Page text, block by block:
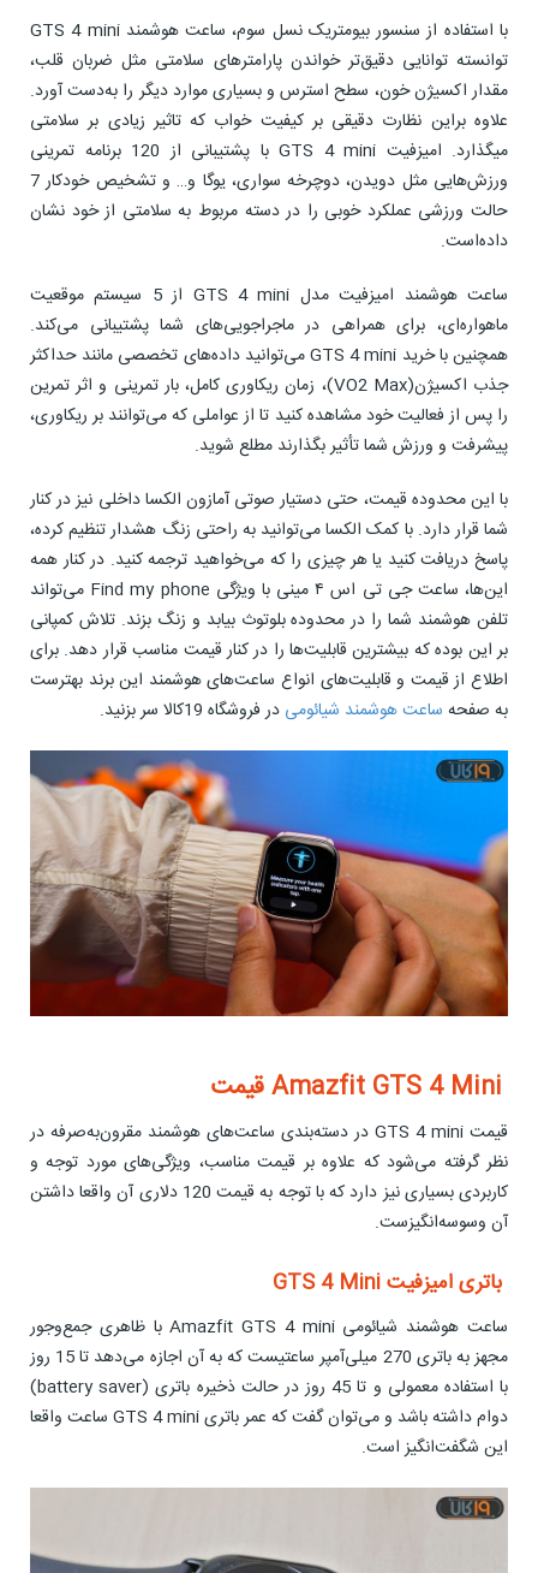
با استفاده از سنسور بیومتریک نسل سوم، ساعت هوشمند GTS 4 mini
توانسته توانایی دقیق‌تر خواندن پارامترهای سلامتی مثل ضربان قلب،
مقدار اکسیژن خون، سطح استرس و بسیاری موارد دیگر را به‌دست آورد.
علاوه براین نظارت دقیقی بر کیفیت خواب که تاثیر زیادی بر سلامتی
میگذارد. امیزفیت GTS 4 mini با پشتیبانی از 120 برنامه تمرینی
ورزش‌هایی مثل دویدن، دوچرخه سواری، یوگا و… و تشخیص خودکار 7
حالت ورزشی عملکرد خوبی را در دسته مربوط به سلامتی از خود نشان
داده‌است.
ساعت هوشمند امیزفیت مدل GTS 4 mini از 5 سیستم موقعیت
ماهواره‌ای، برای همراهی در ماجراجویی‌های شما پشتیبانی می‌کند.
همچنین با خرید GTS 4 mini می‌توانید داده‌های تخصصی مانند حداکثر
جذب اکسیژن(VO2 Max)، زمان ریکاوری کامل، بار تمرینی و اثر تمرین
را پس از فعالیت خود مشاهده کنید تا از عواملی که می‌توانند بر ریکاوری،
پیشرفت و ورزش شما تأثیر بگذارند مطلع شوید.
با این محدوده قیمت، حتی دستیار صوتی آمازون الکسا داخلی نیز در کنار
شما قرار دارد. با کمک الکسا می‌توانید به راحتی زنگ هشدار تنظیم کرده،
پاسخ دریافت کنید یا هر چیزی را که می‌خواهید ترجمه کنید. در کنار همه
این‌ها، ساعت جی تی اس ۴ مینی با ویژگی Find my phone می‌تواند
تلفن هوشمند شما را در محدوده بلوتوث بیابد و زنگ بزند. تلاش کمپانی
بر این بوده که بیشترین قابلیت‌ها را در کنار قیمت مناسب قرار دهد. برای
اطلاع از قیمت و قابلیت‌های انواع ساعت‌های هوشمند این برند بهترست
به صفحه ساعت هوشمند شیائومی در فروشگاه 19کالا سر بزنید.
Amazfit GTS 4 Mini قیمت
قیمت GTS 4 mini در دسته‌بندی ساعت‌های هوشمند مقرون‌به‌صرفه در
نظر گرفته می‌شود که علاوه بر قیمت مناسب، ویژگی‌های مورد توجه و
کاربردی بسیاری نیز دارد که با توجه به قیمت 120 دلاری آن واقعا داشتن
آن وسوسه‌انگیزست.
باتری امیزفیت GTS 4 Mini
ساعت هوشمند شیائومی Amazfit GTS 4 mini با ظاهری جمع‌وجور
مجهز به باتری 270 میلی‌آمپر ساعتیست که به آن اجازه می‌دهد تا 15 روز
با استفاده معمولی و تا 45 روز در حالت ذخیره باتری (battery saver)
دوام داشته باشد و می‌توان گفت که عمر باتری GTS 4 mini ساعت واقعا
این شگفت‌انگیز است.